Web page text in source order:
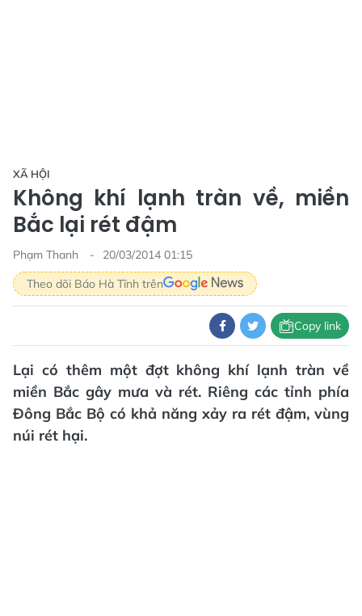
XÃ HỘI
Không khí lạnh tràn về, miền
Bắc lại rét đậm
Phạm Thanh
20/03/2014 01:15
Theo dõi Báo Hà Tĩnh trên
Copy link
Lại có thêm một đợt không khí lạnh tràn về
miền Bắc gây mưa và rét. Riêng các tỉnh phía
Đông Bắc Bộ có khả năng xảy ra rét đậm, vùng
núi rét hại.